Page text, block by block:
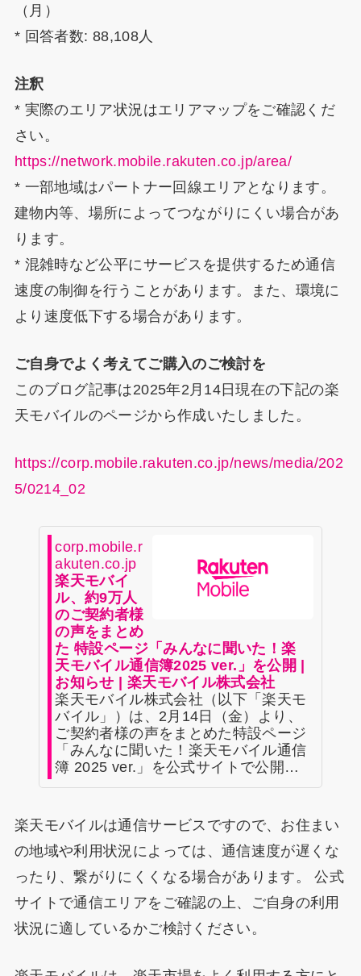
（月）
* 回答者数: 88,108人
注釈
* 実際のエリア状況はエリアマップをご確認くだ
さい。
https://network.mobile.rakuten.co.jp/area/
* 一部地域はパートナー回線エリアとなります。
建物内等、場所によってつながりにくい場合があ
ります。
* 混雑時など公平にサービスを提供するため通信
速度の制御を行うことがあります。また、環境に
より速度低下する場合があります。
ご自身でよく考えてご購入のご検討を
このブログ記事は2025年2月14日現在の下記の楽
天モバイルのページから作成いたしました。
https://corp.mobile.rakuten.co.jp/news/media/202
5/0214_02
corp.mobile.r
akuten.co.jp
楽天モバイ
ル、約9万人
のご契約者様
の声をまとめ
た 特設ページ「みんなに聞いた！楽
天モバイル通信簿2025 ver.」を公開 |
お知らせ | 楽天モバイル株式会社
楽天モバイル株式会社（以下「楽天モ
バイル」）は、2月14日（金）より、
ご契約者様の声をまとめた特設ページ
「みんなに聞いた！楽天モバイル通信
簿 2025 ver.」を公式サイトで公開…
楽天モバイルは通信サービスですので、お住まい
の地域や利用状況によっては、通信速度が遅くな
ったり、繋がりにくくなる場合があります。 公式
サイトで通信エリアをご確認の上、ご自身の利用
状況に適しているかご検討ください。